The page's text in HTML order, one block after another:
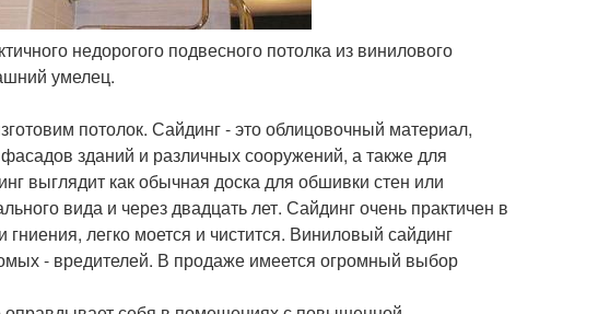
недорогого подвесного потолка из винилового
умелец.
потолок. Сайдинг - это облицовочный материал,
зданий и различных сооружений, а также для
выглядит как обычная доска для обшивки стен или
вида и через двадцать лет. Сайдинг очень практичен в
легко моется и чистится. Виниловый сайдинг
- вредителей. В продаже имеется огромный выбор